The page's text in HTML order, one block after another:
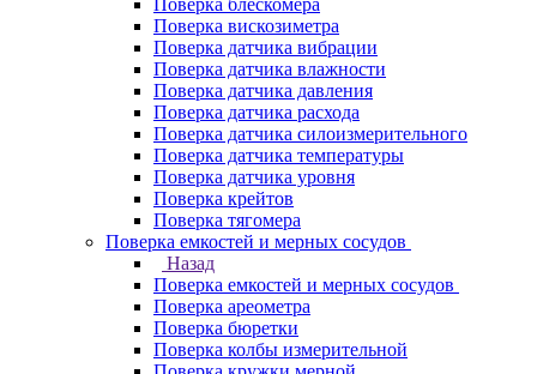
Поверка блескомера
Поверка вискозиметра
Поверка датчика вибрации
Поверка датчика влажности
Поверка датчика давления
Поверка датчика расхода
Поверка датчика силоизмерительного
Поверка датчика температуры
Поверка датчика уровня
Поверка крейтов
Поверка тягомера
Поверка емкостей и мерных сосудов
Назад
Поверка емкостей и мерных сосудов
Поверка ареометра
Поверка бюретки
Поверка колбы измерительной